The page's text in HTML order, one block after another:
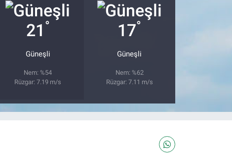
21 °
Güneşli
Nem: %54
Rüzgar: 7.19 m/s
17°
Güneşli
Nem: %62
Rüzgar: 7.11 m/s